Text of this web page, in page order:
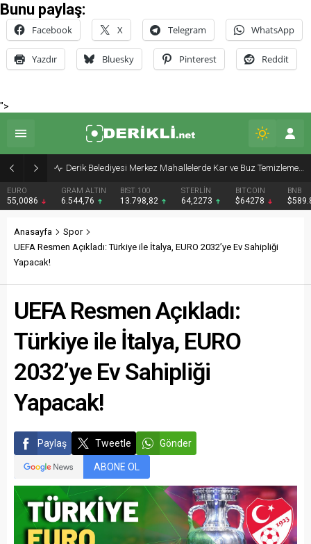
Bunu paylaş:
Facebook X Telegram WhatsApp
Yazdır Bluesky Pinterest Reddit
">
Derik Belediyesi Merkez Mahallelerde Kar ve Buz Temizleme Çalışmalarını Sürdürüyor
EURO
55,0086
GRAM ALTIN
6.544,76
BIST 100
13.798,82
STERLİN
64,2273
BITCOIN
$64278
BNB
Anasayfa
Spor
UEFA Resmen Açıkladı: Türkiye ile İtalya, EURO 2032’ye Ev Sahipliği
Yapacak!
UEFA Resmen Açıkladı:
Türkiye ile İtalya, EURO
2032’ye Ev Sahipliği
Yapacak!
Paylaş Tweetle Gönder
ABONE OL